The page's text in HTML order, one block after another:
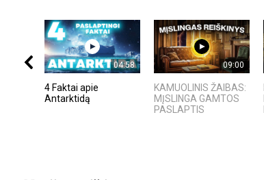
04:58
4 Faktai apie
Antarktidą
09:00
KAMUOLINIS ŽAIBAS:
MĮSLINGA GAMTOS
PASLAPTIS